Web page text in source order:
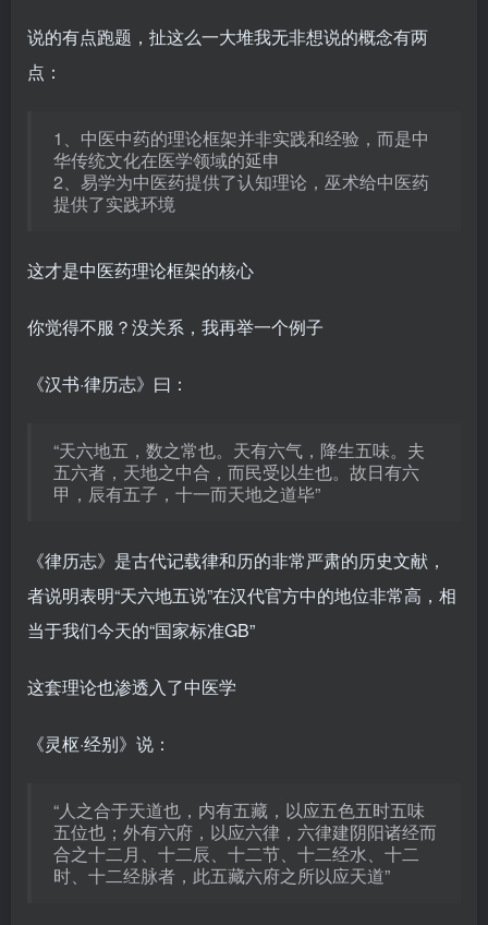
说的有点跑题，扯这么一大堆我无非想说的概念有两
点：
1、中医中药的理论框架并非实践和经验，而是中
华传统文化在医学领域的延申
2、易学为中医药提供了认知理论，巫术给中医药
提供了实践环境
这才是中医药理论框架的核心
你觉得不服？没关系，我再举一个例子
《汉书·律历志》曰：
“天六地五，数之常也。天有六气，降生五味。夫
五六者，天地之中合，而民受以生也。故日有六
甲，辰有五子，十一而天地之道毕”
《律历志》是古代记载律和历的非常严肃的历史文献，
者说明表明“天六地五说”在汉代官方中的地位非常高，相
当于我们今天的“国家标准GB”
这套理论也渗透入了中医学
《灵枢·经别》说：
“人之合于天道也，内有五藏，以应五色五时五味
五位也；外有六府，以应六律，六律建阴阳诸经而
合之十二月、十二辰、十二节、十二经水、十二
时、十二经脉者，此五藏六府之所以应天道”